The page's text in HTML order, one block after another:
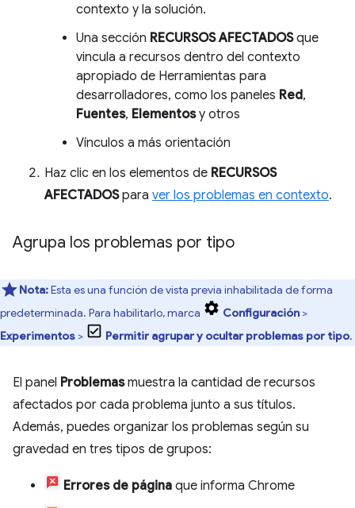
contexto y la solución.
Una sección RECURSOS AFECTADOSque
vincula a recursos dentro del contexto
apropiado de Herramientas para
desarrolladores, como los paneles Red,
Fuentes, Elementosy otros
Vínculos a más orientación
Haz clic en los elementos de RECURSOS
AFECTADOSpara ver los problemas en contexto.
Agrupa los problemas por tipo
Nota:Esta es una función de vista previa inhabilitada de forma
predeterminada. Para habilitarlo, marca
Configuración >
Experimentos > Permitir agrupar y ocultar problemas por tipo.
El panel Problemasmuestra la cantidad de recursos
afectados por cada problema junto a sus títulos.
Además, puedes organizar los problemas según su
gravedad en tres tipos de grupos:
Errores de página que informa Chrome